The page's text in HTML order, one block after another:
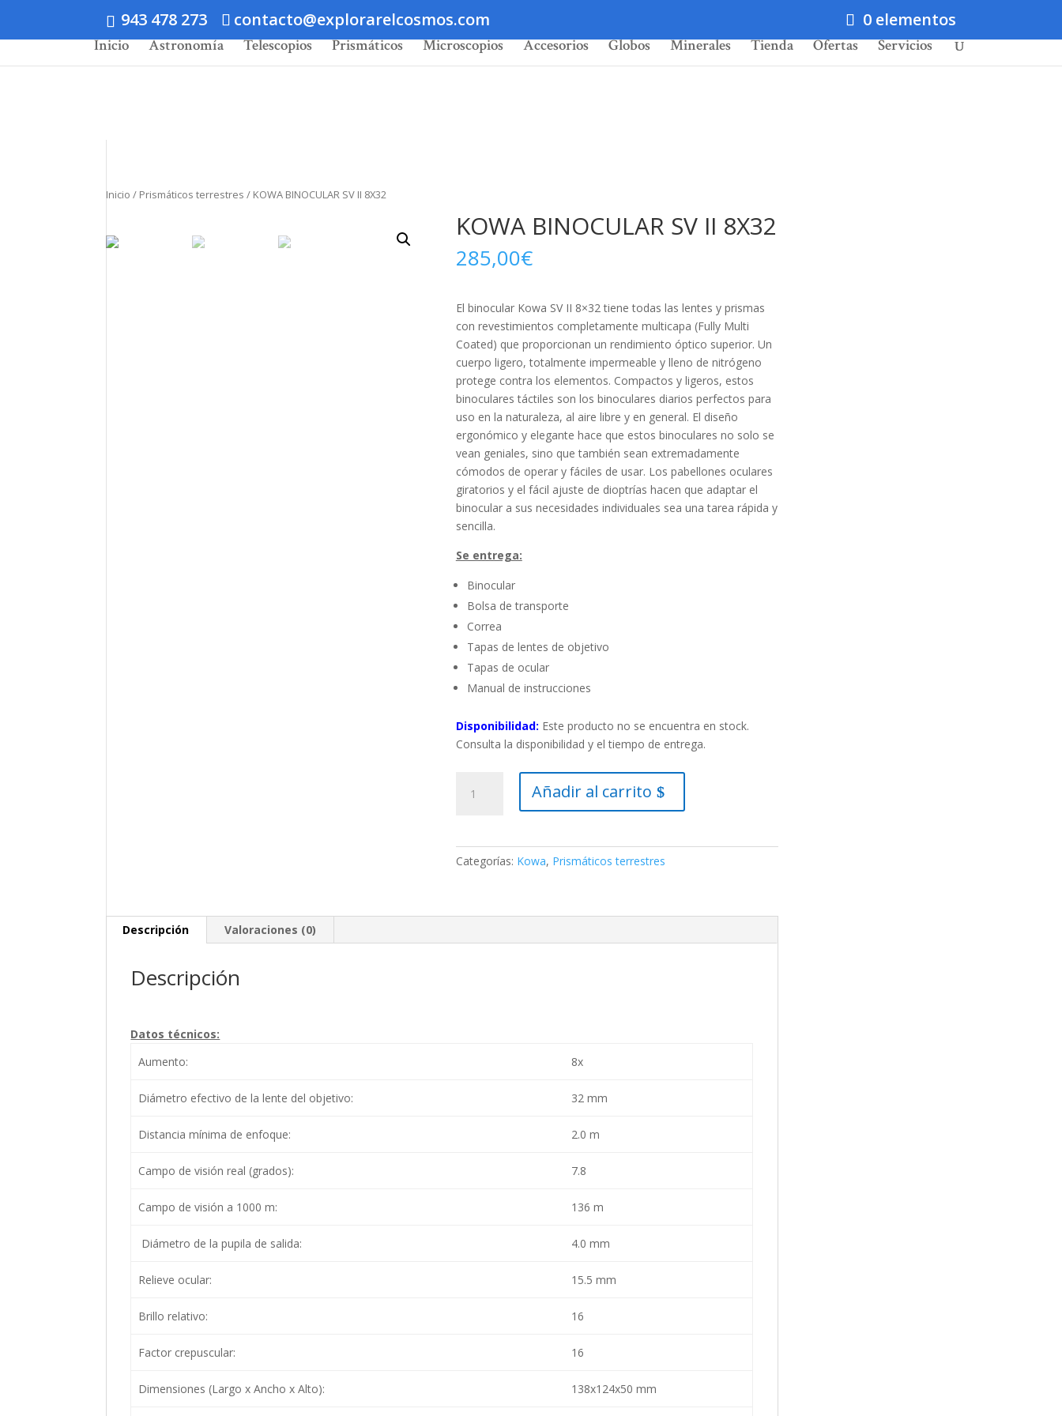
943 478 273 contacto@explorarelcosmos.com 0 elementos
Inicio Astronomía Telescopios Prismáticos Microscopios Accesorios Globos Minerales Tienda Ofertas Servicios
Inicio / Prismáticos terrestres / KOWA BINOCULAR SV II 8X32
KOWA BINOCULAR SV II 8X32
285,00€
El binocular Kowa SV II 8×32 tiene todas las lentes y prismas
con revestimientos completamente multicapa (Fully Multi
Coated) que proporcionan un rendimiento óptico superior. Un
cuerpo ligero, totalmente impermeable y lleno de nitrógeno
protege contra los elementos. Compactos y ligeros, estos
binoculares táctiles son los binoculares diarios perfectos para
uso en la naturaleza, al aire libre y en general. El diseño
ergonómico y elegante hace que estos binoculares no solo se
vean geniales, sino que también sean extremadamente
cómodos de operar y fáciles de usar. Los pabellones oculares
giratorios y el fácil ajuste de dioptrías hacen que adaptar el
binocular a sus necesidades individuales sea una tarea rápida y
sencilla.
Se entrega:
Binocular
Bolsa de transporte
Correa
Tapas de lentes de objetivo
Tapas de ocular
Manual de instrucciones
Disponibilidad: Este producto no se encuentra en stock.
Consulta la disponibilidad y el tiempo de entrega.
BINOCULAR
cantidad
Añadir al carrito
Categorías: Kowa, Prismáticos terrestres
Descripción Valoraciones (0)
Descripción
Datos técnicos:
Aumento:
8x
Diámetro efectivo de la lente del objetivo: 32 mm
Distancia mínima de enfoque: 2.0 m
Campo de visión real (grados): 7.8
Campo de visión a 1000 m: 136 m
Diámetro de la pupila de salida: 4.0 mm
Relieve ocular: 15.5 mm
Brillo relativo: 16
Factor crepuscular: 16
Dimensiones (Largo x Ancho x Alto): 138x124x50 mm